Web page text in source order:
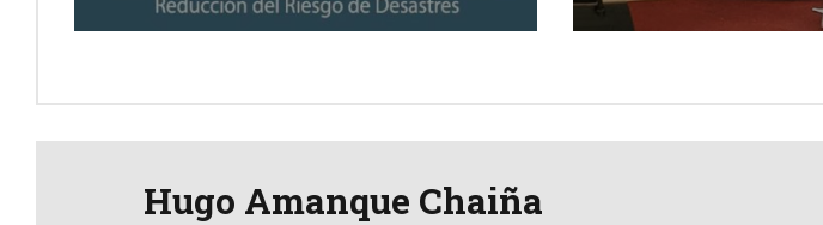
Hugo Amanque Chaiña